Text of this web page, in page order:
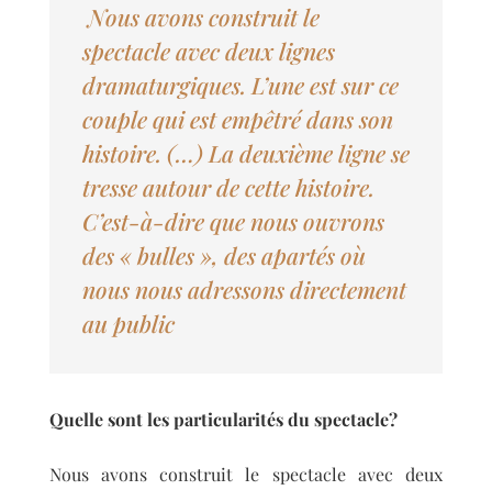
Nous avons construit le
spectacle avec deux lignes
dramaturgiques. L’une est sur ce
couple qui est empêtré dans son
histoire. (…) La deuxième ligne se
tresse autour de cette histoire.
C’est-à-dire que nous ouvrons
des « bulles », des apartés où
nous nous adressons directement
au public
Quelle sont les particularités du spectacle?
Nous avons construit le spectacle avec deux